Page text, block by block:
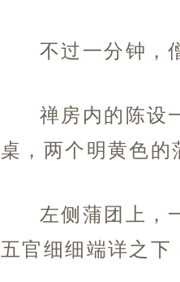
不过一分钟，
禅房内的陈设
桌，两个明黄色的
左侧蒲团上，
五官细细端详之下